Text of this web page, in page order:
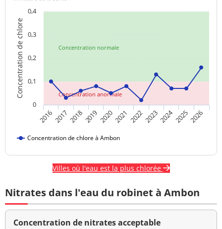
Concentration normale
Concentration anormale
Concentration de chlore
Concentration de chlore à Ambon
20162017 2018201920202021 20222023202420252026
0
0,1
0,2
0,3
0,4
Villes où l'eau est la plus chlorée
Nitrates dans l'eau du robinet à Ambon
Concentration de nitrates acceptable